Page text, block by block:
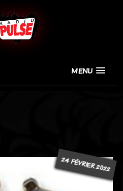
MENU
24 FÉVRIER 2022